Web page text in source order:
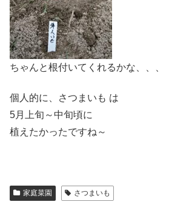
ちゃんと根付いてくれるかな、、、
個人的に、さつまいも は
5月上旬～中旬頃に
植えたかったですね～
家庭菜園 さつまいも